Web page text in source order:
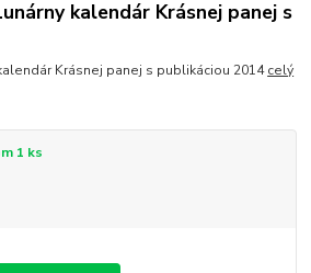
kalendár Krásnej panej s
Krásnej panej s publikáciou 2014celý
1 ks